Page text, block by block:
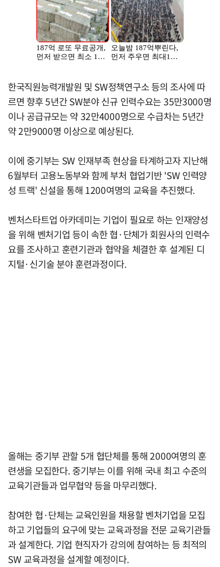
한국직원능력개발원 및 SW정책연구소 등의 조사에 따
르면 향후 5년간 SW분야 신규 인력수요는 35만3000명
이나 공급규모는 약 32만4000명으로 수급차는 5년간
약 2만9000명 이상으로 예상된다.
이에 중기부는 SW 인재부족 현상을 타계하고자 지난해
6월부터 고용노동부와 함께 부처 협업기반 'SW 인력양
성 트랙' 신설을 통해 1200여명의 교육을 추진했다.
벤처스타트업 아카데미는 기업이 필요로 하는 인재양성
을 위해 벤처기업 등이 속한 협·단체가 회원사의 인력수
요를 조사하고 훈련기관과 협약을 체결한 후 설계된 디
지털·신기술 분야 훈련과정이다.
올해는 중기부 관할 5개 협단체를 통해 2000여명의 훈
련생을 모집한다. 중기부는 이를 위해 국내 최고 수준의
교육기관들과 업무협약 등을 마무리했다.
참여한 협·단체는 교육인원을 채용할 벤처기업을 모집
하고 기업들의 요구에 맞는 교육과정을 전문 교육기관들
과 설계한다. 기업 현직자가 강의에 참여하는 등 최적의
SW 교육과정을 설계할 예정이다.